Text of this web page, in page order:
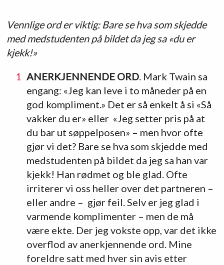
Vennlige ord er viktig: Bare se hva som skjedde
med medstudenten på bildet da jeg sa «du er
kjekk!»
ANERKJENNENDE ORD. Mark Twain sa
engang: «Jeg kan leve i to måneder på en
god kompliment.» Det er så enkelt å si «Så
vakker du er» eller «Jeg setter pris på at
du bar ut søppelposen» – men hvor ofte
gjør vi det? Bare se hva som skjedde med
medstudenten på bildet da jeg sa han var
kjekk! Han rødmet og ble glad. Ofte
irriterer vi oss heller over det partneren –
eller andre – gjør feil. Selv er jeg glad i
varmende komplimenter – men de må
være ekte. Der jeg vokste opp, var det ikke
overflod av anerkjennende ord. Mine
foreldre satt med hver sin avis etter